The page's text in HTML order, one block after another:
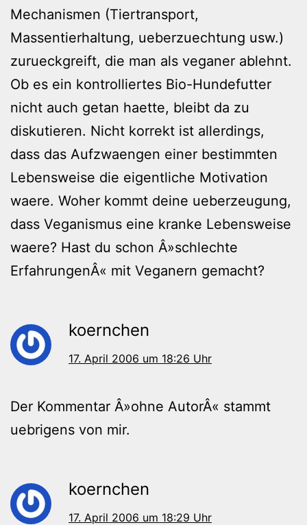
Mechanismen (Tiertransport,
Massentierhaltung, ueberzuechtung usw.)
zurueckgreift, die man als veganer ablehnt.
Ob es ein kontrolliertes Bio-Hundefutter
nicht auch getan haette, bleibt da zu
diskutieren. Nicht korrekt ist allerdings,
dass das Aufzwaengen einer bestimmten
Lebensweise die eigentliche Motivation
waere. Woher kommt deine ueberzeugung,
dass Veganismus eine kranke Lebensweise
waere? Hast du schon Â»schlechte
ErfahrungenÂ« mit Veganern gemacht?
koernchen
17. April 2006 um 18:26 Uhr
Der Kommentar Â»ohne AutorÂ« stammt
uebrigens von mir.
koernchen
17. April 2006 um 18:29 Uhr